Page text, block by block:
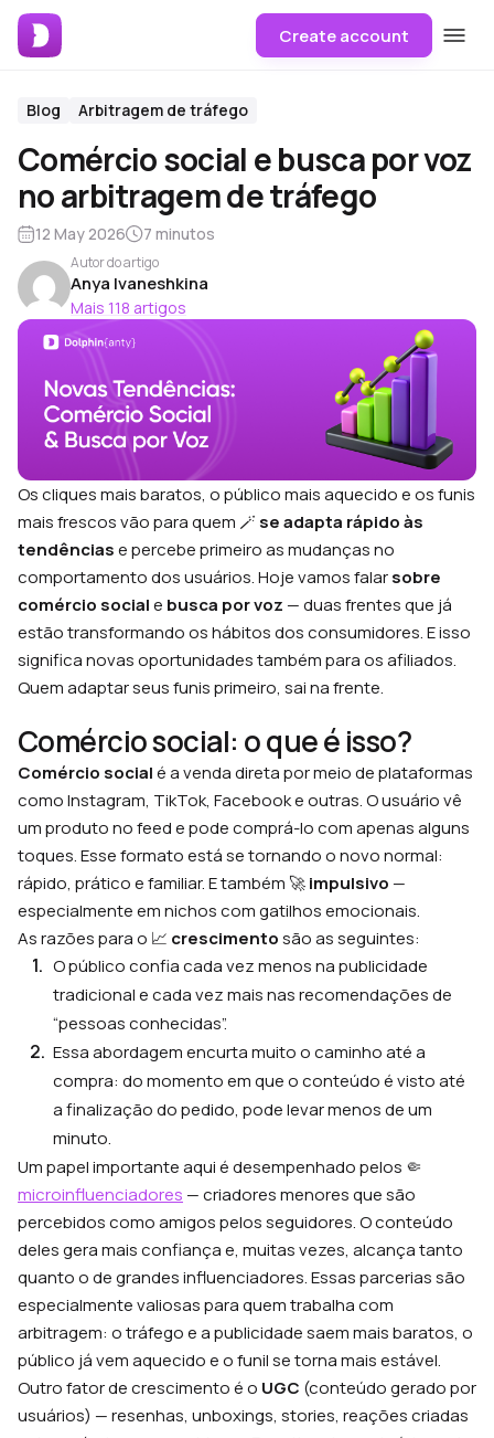
Create account
Blog Arbitragem de tráfego
Comércio social e busca por voz
no arbitragem de tráfego
12 May 2026 7 minutos
Autor do artigo
Anya Ivaneshkina
Mais 118 artigos
Os cliques mais baratos, o público mais aquecido e os funis
mais frescos vão para quem 🪄 se adapta rápido às
tendênciase percebe primeiro as mudanças no
comportamento dos usuários. Hoje vamos falarsobre
comércio sociale busca por voz — duas frentes que já
estão transformando os hábitos dos consumidores. E isso
significa novas oportunidades também para os afiliados.
Quem adaptar seus funis primeiro, sai na frente.
Comércio social: o que é isso?
Comércio socialé a venda direta por meio de plataformas
como Instagram, TikTok, Facebook e outras. O usuário vê
um produto no feed e pode comprá-lo com apenas alguns
toques. Esse formato está se tornando o novo normal:
rápido, prático e familiar. E também 🚀impulsivo —
especialmente em nichos com gatilhos emocionais.
As razões para o 📈 crescimentosão as seguintes:
O público confia cada vez menos na publicidade
tradicional e cada vez mais nas recomendações de
“pessoas conhecidas”.
Essa abordagem encurta muito o caminho até a
compra: do momento em que o conteúdo é visto até
a finalização do pedido, pode levar menos de um
minuto.
Um papel importante aqui é desempenhado pelos 🤏
microinfluenciadores — criadores menores que são
percebidos como amigos pelos seguidores. O conteúdo
deles gera mais confiança e, muitas vezes, alcança tanto
quanto o de grandes influenciadores. Essas parcerias são
especialmente valiosas para quem trabalha com
arbitragem: o tráfego e a publicidade saem mais baratos, o
público já vem aquecido e o funil se torna mais estável.
Outro fator de crescimento é o UGC (conteúdo gerado por
usuários) — resenhas, unboxings, stories, reações criadas